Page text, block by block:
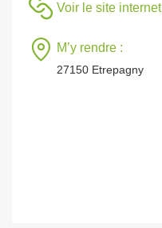
Voir le site internet
M’y rendre :
27150 Etrepagny